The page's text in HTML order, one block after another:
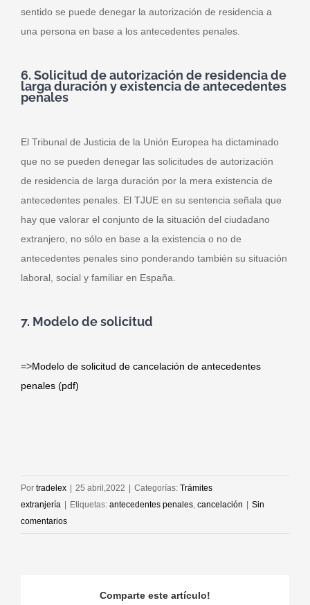
sentido se puede denegar la autorización de residencia a
una persona en base a los antecedentes penales.
6. Solicitud de autorización de residencia de
larga duración y existencia de antecedentes
penales
El Tribunal de Justicia de la Unión Europea ha dictaminado
que no se pueden denegar las solicitudes de autorización
de residencia de larga duración por la mera existencia de
antecedentes penales. El TJUE en su sentencia señala que
hay que valorar el conjunto de la situación del ciudadano
extranjero, no sólo en base a la existencia o no de
antecedentes penales sino ponderando también su situación
laboral, social y familiar en España.
7. Modelo de solicitud
=>Modelo de solicitud de cancelación de antecedentes
penales (pdf)
Por tradelex 25 abril,2022 Categorías: Trámites
extranjería
Etiquetas: antecedentes penales, cancelación
Sin
comentarios
Comparte este artículo!